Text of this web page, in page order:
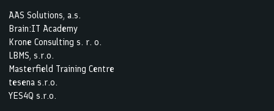
AAS Solutions, a.s.
Brain:IT Academy
Krone Consulting s. r. o.
LBMS, s.r.o.
Masterfield Training Centre
tesena s.r.o.
YES4Q s.r.o.